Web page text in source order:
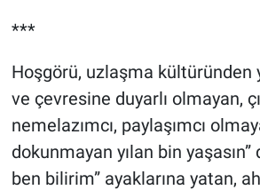
***
Hoşgörü, uzlaşma kültüründen
ve çevresine duyarlı olmayan,
nemelazımcı, paylaşımcı
dokunmayan yılan bin yaşasın”
ben bilirim” ayaklarına yatan,